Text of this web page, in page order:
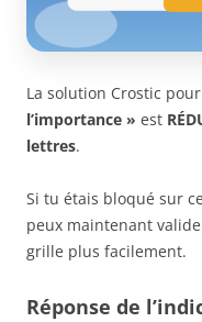
La solution Crostic pour
l’importance » est
lettres.
Si tu étais bloqué sur
peux maintenant
grille plus facilement.
Réponse de